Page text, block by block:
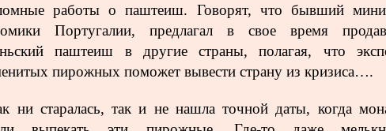
работы о паштеиш. Говорят, что бывший
Португалии, предлагал в свое время
паштеиш в другие страны, полагая, что
пирожных поможет вывести страну из кризиса….
ни старалась, так и не нашла точной даты, когда